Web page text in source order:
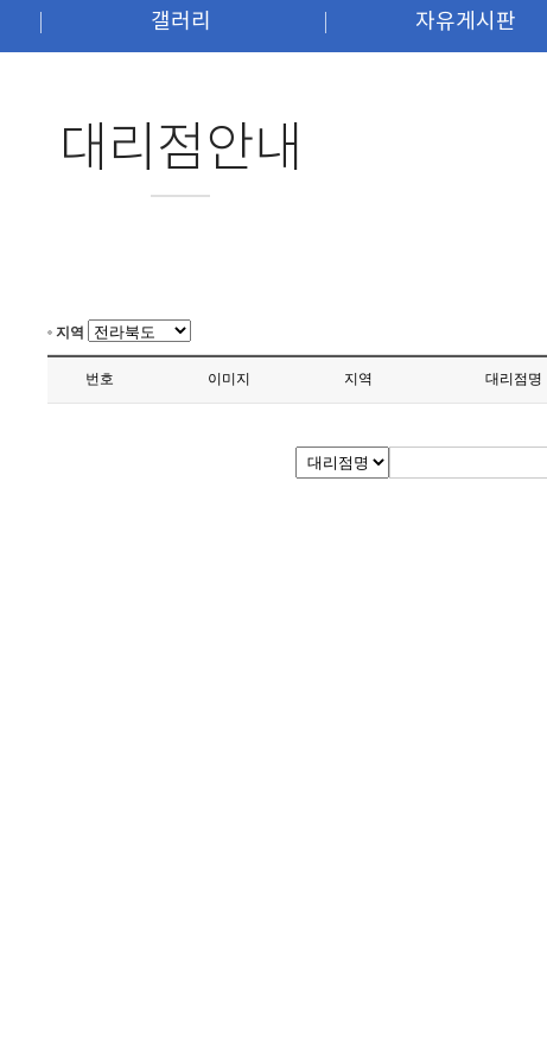
갤러리 자유게시판
대리점안내
지역
번호 이미지 지역 대리점명